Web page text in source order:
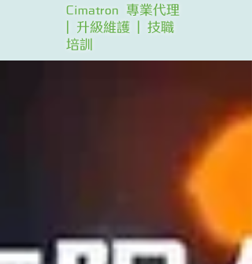
Cimatron 專業代理
| 升級維護 | 技職
培訓